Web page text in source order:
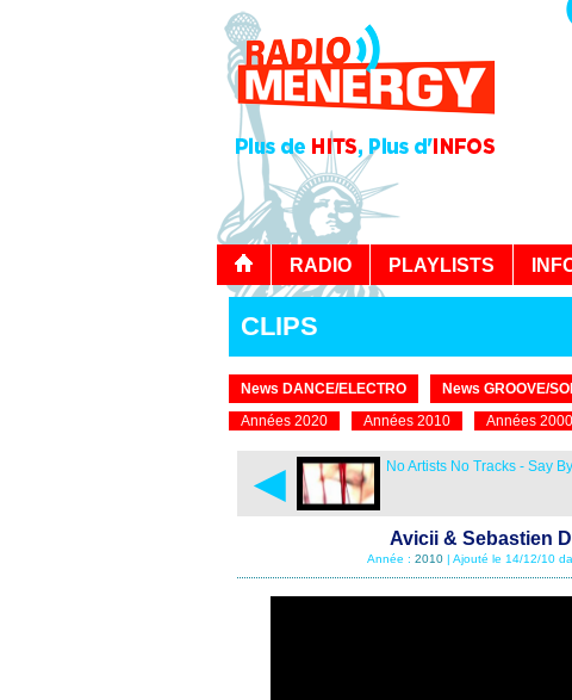
RADIO PLAYLISTS
CLIPS
News DANCE/ELECTRO News GROOVE/
Années 2020
Années 2010 Années 2000
◄ No Artists No Tracks - Say
Avicii & Sebastien
Année : 2010 | Ajouté le 14/12/10